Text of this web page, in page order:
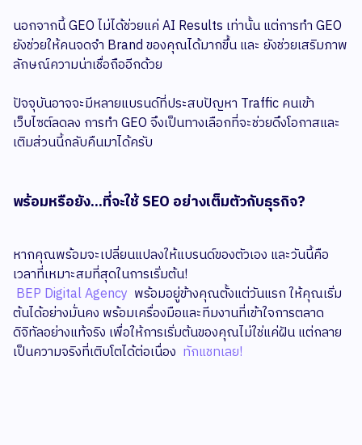
นอกจากนี้ GEO ไม่ได้ช่วยแค่ AI Results เท่านั้น แต่การทำ GEO
ยังช่วยให้คนจดจำ Brand ของคุณได้มากขึ้น และ ยังช่วยเสริมภาพ
ลักษณ์ความน่าเชื่อถืออีกด้วย
ปัจจุบันอาจจะมีหลายแบรนด์ที่ประสบปัญหา Traffic คนเข้า
เว็บไซต์ลดลง การทำ GEO จึงเป็นทางเลือกที่จะช่วยดึงโอกาสและ
เติมส่วนนี้กลับคืนมาได้ครับ
พร้อมหรือยัง...ที่จะใช้ SEO อย่างเต็มตัวกับธุรกิจ?
หากคุณพร้อมจะเปลี่ยนแปลงให้แบรนด์ของตัวเอง และวันนี้คือ
เวลาที่เหมาะสมที่สุดในการเริ่มต้น!
BEP Digital Agency พร้อมอยู่ข้างคุณตั้งแต่วันแรก ให้คุณเริ่ม
ต้นได้อย่างมั่นคง พร้อมเครื่องมือและทีมงานที่เข้าใจการตลาด
ดิจิทัลอย่างแท้จริง เพื่อให้การเริ่มต้นของคุณไม่ใช่แค่ฝัน แต่กลาย
เป็นความจริงที่เติบโตได้ต่อเนื่อง ทักแชทเลย!